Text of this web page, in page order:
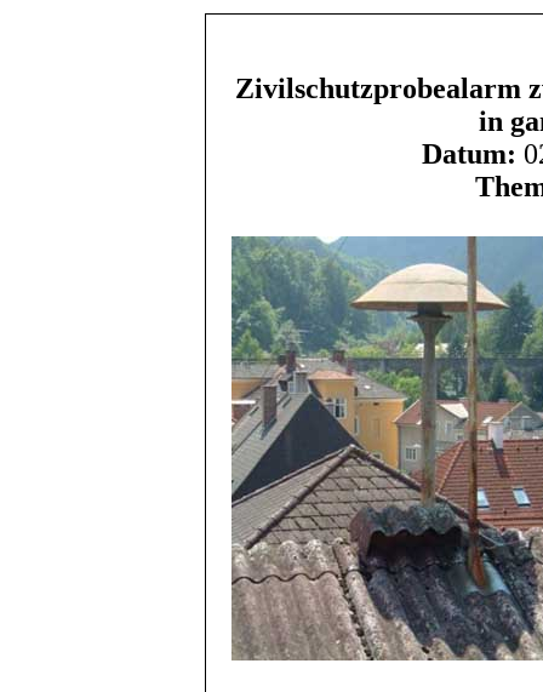
Zivilschutzprobealarm
in
Datum: